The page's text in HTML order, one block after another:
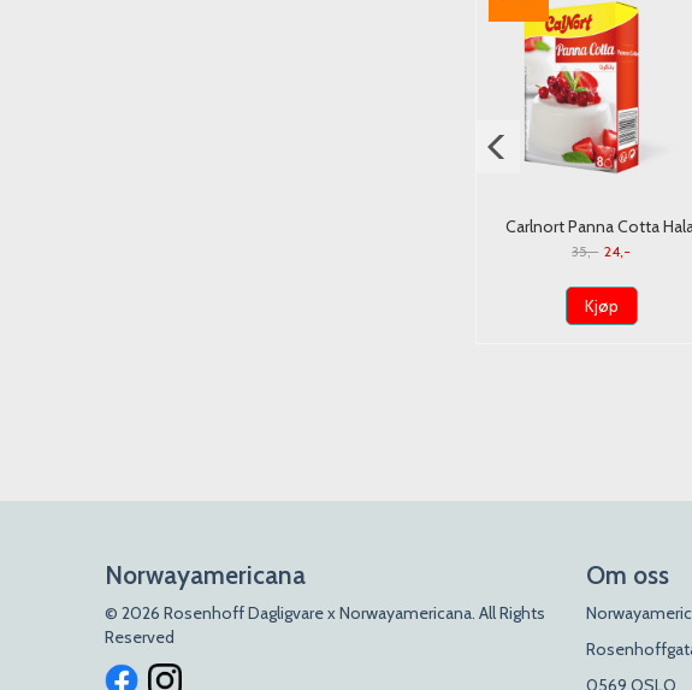
Carlnort Panna Cotta
2*65g.
35,- 24,-
Kjøp
Norwayamericana
© 2026 Rosenhoff Dagligvare x Norwayamericana. All Rights
Reserved
Om oss
0569 OSLO